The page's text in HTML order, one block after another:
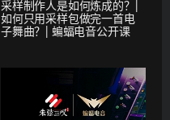
采样制作人是如何炼成的？|
如何只用采样包做完一首电
子舞曲？| 蝙蝠电音公开课